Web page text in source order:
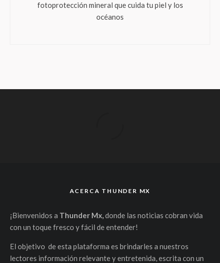
fotoprotección mineral que cuida tu piel y los
océanos
ACERCA THUNDER MX
¡Bienvenidos a Thunder Mx,donde las noticias cobran vida
con un toque fresco y fácil de entender!
El objetivo de esta plataforma es brindarles a nuestros
lectores información relevante y entretenida, escrita con un